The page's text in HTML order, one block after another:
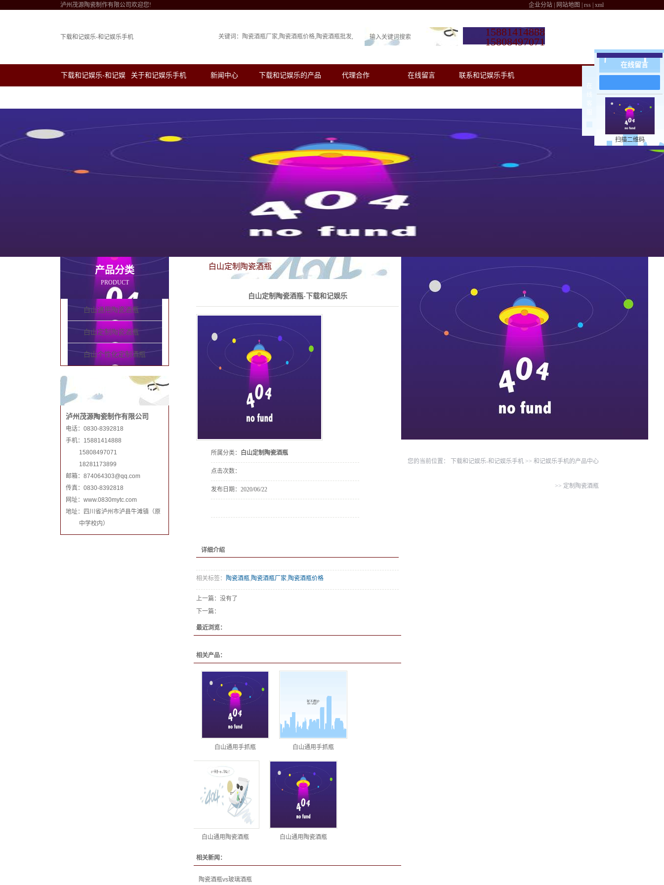
泸州茂源陶瓷制作有限公司欢迎您! 企业分站 网站地图 rss xml
下载和记娱乐-和记娱乐手机 关键词： 陶瓷酒瓶厂家 陶瓷酒瓶价格 陶瓷酒瓶批发
15881414888
15808497071
下载和记娱乐-和记娱 关于和记娱乐手机 新闻中心 下载和记娱乐的产品 代理合作 在线留言 联系和记娱乐手机
产品分类
PRODUCT
白山通用陶瓷酒瓶
白山定制陶瓷酒瓶
白山个性化定制酒瓶
联系和记娱乐手机
泸州茂源陶瓷制作有限公司
电话：0830-8392818
手机：15881414888
15808497071
18281173899
邮箱： 874064303@qq.com
传真：0830-8392818
网址：www.0830mytc.com
地址：四川省泸州市泸县牛滩镇（原
中学校内）
白山定制陶瓷酒瓶
您的当前位置： 下载和记娱乐-和记娱乐手机 >> 和记娱乐手机的产品中心
>> 定制陶瓷酒瓶
白山定制陶瓷酒瓶-下载和记娱乐
所属分类： 白山定制陶瓷酒瓶
点击次数：
发布日期： 2020/06/22
详细介绍
相关标签： 陶瓷酒瓶,陶瓷酒瓶厂家,陶瓷酒瓶价格
上一篇：没有了
下一篇：
最近浏览：
相关产品：
白山通用手抓瓶 白山通用手抓瓶
白山通用陶瓷酒瓶 白山通用陶瓷酒瓶
相关新闻：
陶瓷酒瓶vs玻璃酒瓶
在
在线留言
扫描二维码